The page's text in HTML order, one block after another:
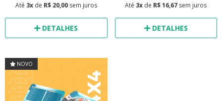
Até 3xde R$ 20,00sem juros
DETALHES
Até 3x de R$ 16,67 sem juros
DETALHES
NOVO